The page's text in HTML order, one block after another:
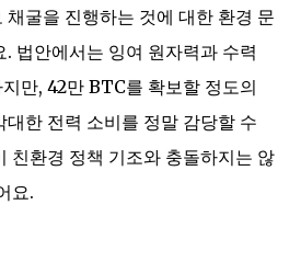
채굴을 진행하는 것에 대한 환경 문
법안에서는 잉여 원자력과 수력
만, 42만 BTC를 확보할 정도의
대한 전력 소비를 정말 감당할 수
친환경 정책 기조와 충돌하지는 않
요.